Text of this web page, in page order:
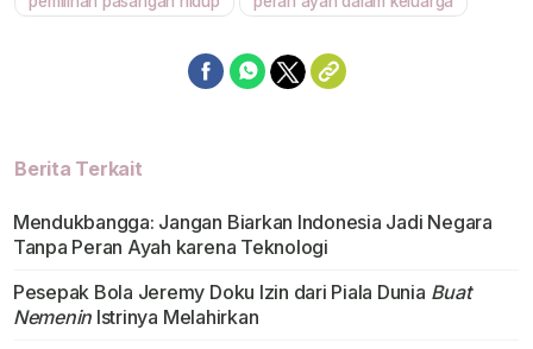
Berita Terkait
Mendukbangga: Jangan Biarkan Indonesia Jadi Negara
Tanpa Peran Ayah karena Teknologi
Pesepak Bola Jeremy Doku Izin dari Piala Dunia Buat
Nemenin Istrinya Melahirkan